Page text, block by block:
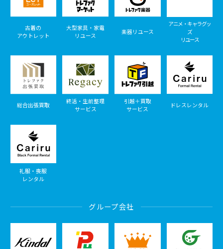
古着の
アウトレット
大型家具・家電
リユース
楽器リユース
アニメ・キャラグッ
ズ
リユース
総合出張買取
終活・生前整理
サービス
引越＋買取
サービス
ドレスレンタル
礼服・喪服
レンタル
グループ会社